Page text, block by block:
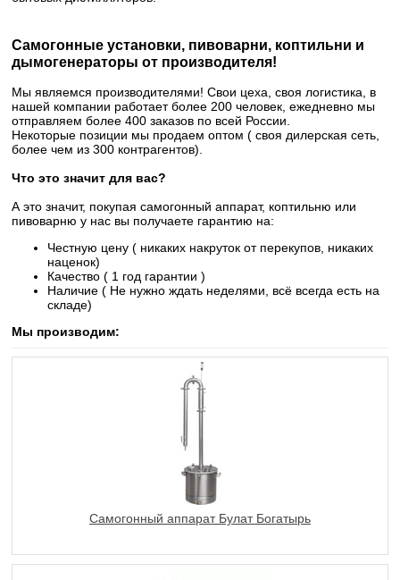
Самогонные установки, пивоварни, коптильни и
дымогенераторы от производителя!
Мы являемся производителями! Свои цеха, своя логистика, в
нашей компании работает более 200 человек, ежедневно мы
отправляем более 400 заказов по всей России.
Некоторые позиции мы продаем оптом ( своя дилерская сеть,
более чем из 300 контрагентов).
Что это значит для вас?
А это значит, покупая самогонный аппарат, коптильню или
пивоварню у нас вы получаете гарантию на:
Честную цену ( никаких накруток от перекупов, никаких
наценок)
Качество ( 1 год гарантии )
Наличие ( Не нужно ждать неделями, всё всегда есть на
складе)
Мы производим:
Самогонный аппарат Булат Богатырь